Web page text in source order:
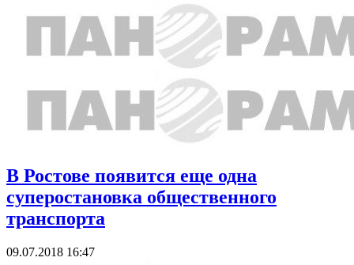
В Ростове появится еще одна
суперостановка общественного
транспорта
09.07.2018 16:47